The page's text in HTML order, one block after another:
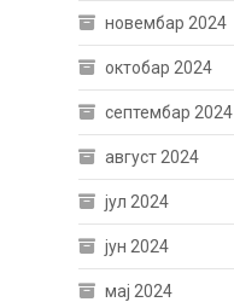
новембар 2024
октобар 2024
септембар 2024
август 2024
јул 2024
јун 2024
мај 2024